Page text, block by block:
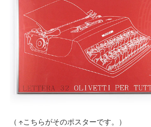
（ ↑こちらがそのポスターです。）